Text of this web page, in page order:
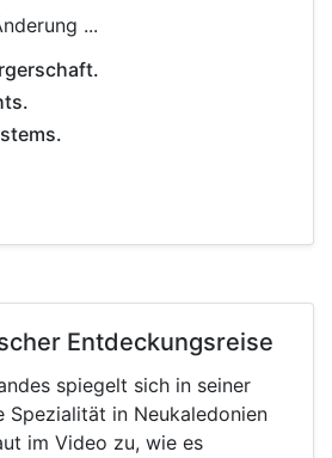
...
Entdeckungsreise
spiegelt sich in seiner
Spezialität in Neukaledonien
im Video zu, wie es